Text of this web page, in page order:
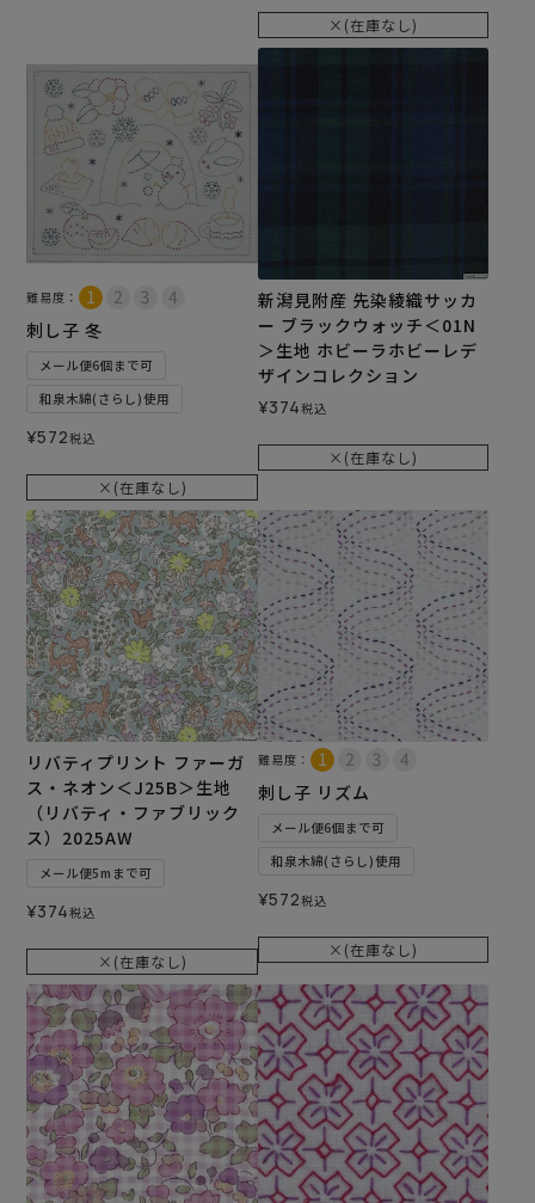
×(在庫なし)
難易度：
刺し子 冬
メール便6個まで可
和泉木綿(さらし)使用
¥572税込
×(在庫なし)
新潟見附産 先染綾織サッカ
ー ブラックウォッチ＜01N
＞生地 ホビーラホビーレデ
ザインコレクション
¥374税込
×(在庫なし)
リバティプリント ファーガ
ス・ネオン＜J25B＞生地
（リバティ・ファブリック
ス）2025AW
メール便5mまで可
¥374税込
×(在庫なし)
難易度：
刺し子 リズム
メール便6個まで可
和泉木綿(さらし)使用
¥572税込
×(在庫なし)